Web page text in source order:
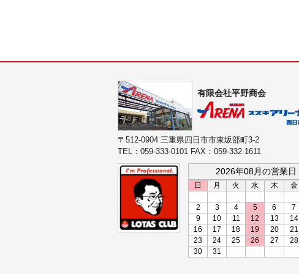
有限会社平野商会
〒512-0904 三重県四日市市東坂部町3-2
TEL：059-333-0101 FAX：059-332-1611
2026年08月の営業日
日 月 火 水 木 金
2
3 4 5 6 7
9
10 11 12 13 14
16
17 18 19 20 21
23
24 25 26 27 28
30
31